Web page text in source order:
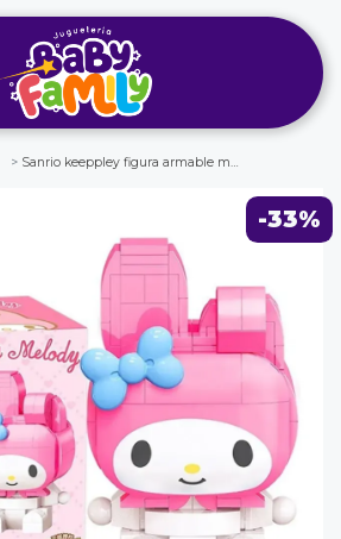
Sanrio keeppley figura armable my melody
-33%